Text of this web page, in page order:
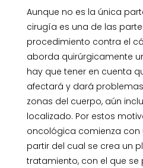
Aunque no es la única
cirugía es una de las
procedimiento contra el
aborda quirúrgicamente
hay que tener en cuenta
afectará y dará
zonas del cuerpo, aún
localizado. Por estos
oncológica comienza
partir del cual se crea un
tratamiento, con el que se